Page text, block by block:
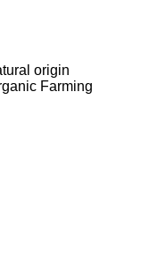
origin
Farming